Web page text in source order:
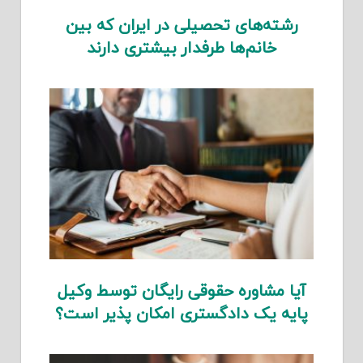
رشته‌های تحصیلی در ایران که بین
خانم‌ها طرفدار بیشتری دارند
آیا مشاوره حقوقی رایگان توسط وکیل
پایه یک دادگستری امکان پذیر است؟